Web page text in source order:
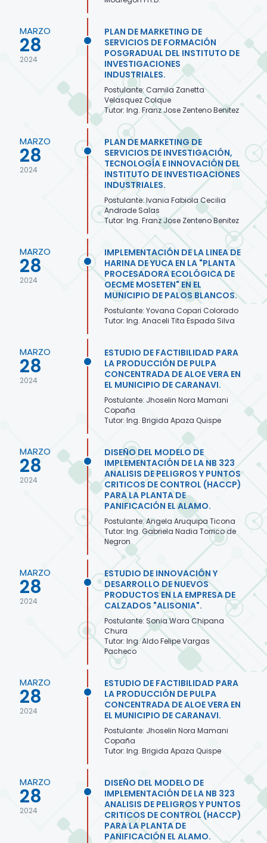
MARZO
28
2024
PLAN DE MARKETING DE
SERVICIOS DE FORMACIÓN
POSGRADUAL DEL INSTITUTO DE
INVESTIGACIONES
INDUSTRIALES.
Postulante: Camila Zanetta
Velasquez Colque
Tutor: Ing. Franz Jose Zenteno Benitez
MARZO
28
2024
PLAN DE MARKETING DE
SERVICIOS DE INVESTIGACIÓN,
TECNOLOGÍA E INNOVACIÓN DEL
INSTITUTO DE INVESTIGACIONES
INDUSTRIALES.
Postulante: Ivania Fabiola Cecilia
Andrade Salas
Tutor: Ing. Franz Jose Zenteno Benitez
MARZO
28
2024
IMPLEMENTACIÓN DE LA LINEA DE
HARINA DE YUCA EN LA "PLANTA
PROCESADORA ECOLÓGICA DE
OECME MOSETEN" EN EL
MUNICIPIO DE PALOS BLANCOS.
Postulante: Yovana Copari Colorado
Tutor: Ing. Anaceli Tita Espada Silva
MARZO
28
2024
ESTUDIO DE FACTIBILIDAD PARA
LA PRODUCCIÓN DE PULPA
CONCENTRADA DE ALOE VERA EN
EL MUNICIPIO DE CARANAVI.
Postulante: Jhoselin Nora Mamani
Copaña
Tutor: Ing. Brigida Apaza Quispe
MARZO
28
2024
DISEÑO DEL MODELO DE
IMPLEMENTACIÓN DE LA NB 323
ANALISIS DE PELIGROS Y PUNTOS
CRITICOS DE CONTROL (HACCP)
PARA LA PLANTA DE
PANIFICACIÓN EL ALAMO.
Postulante: Angela Aruquipa Ticona
Tutor: Ing. Gabriela Nadia Torrico de
Negron
MARZO
28
2024
ESTUDIO DE INNOVACIÓN Y
DESARROLLO DE NUEVOS
PRODUCTOS EN LA EMPRESA DE
CALZADOS "ALISONIA".
Postulante: Sonia Wara Chipana
Chura
Tutor: Ing. Aldo Felipe Vargas
Pacheco
MARZO
28
2024
ESTUDIO DE FACTIBILIDAD PARA
LA PRODUCCIÓN DE PULPA
CONCENTRADA DE ALOE VERA EN
EL MUNICIPIO DE CARANAVI.
Postulante: Jhoselin Nora Mamani
Copaña
Tutor: Ing. Brigida Apaza Quispe
MARZO
28
2024
DISEÑO DEL MODELO DE
IMPLEMENTACIÓN DE LA NB 323
ANALISIS DE PELIGROS Y PUNTOS
CRITICOS DE CONTROL (HACCP)
PARA LA PLANTA DE
PANIFICACIÓN EL ALAMO.